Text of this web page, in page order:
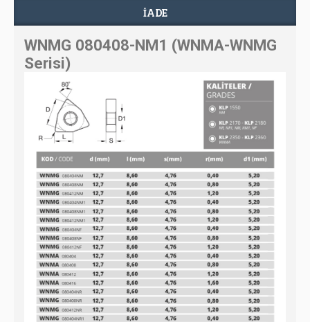
İADE
WNMG 080408-NM1 (WNMA-WNMG
Serisi)